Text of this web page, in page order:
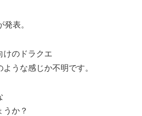
発表。
けのドラクエ
うな感じか不明です。
うか？